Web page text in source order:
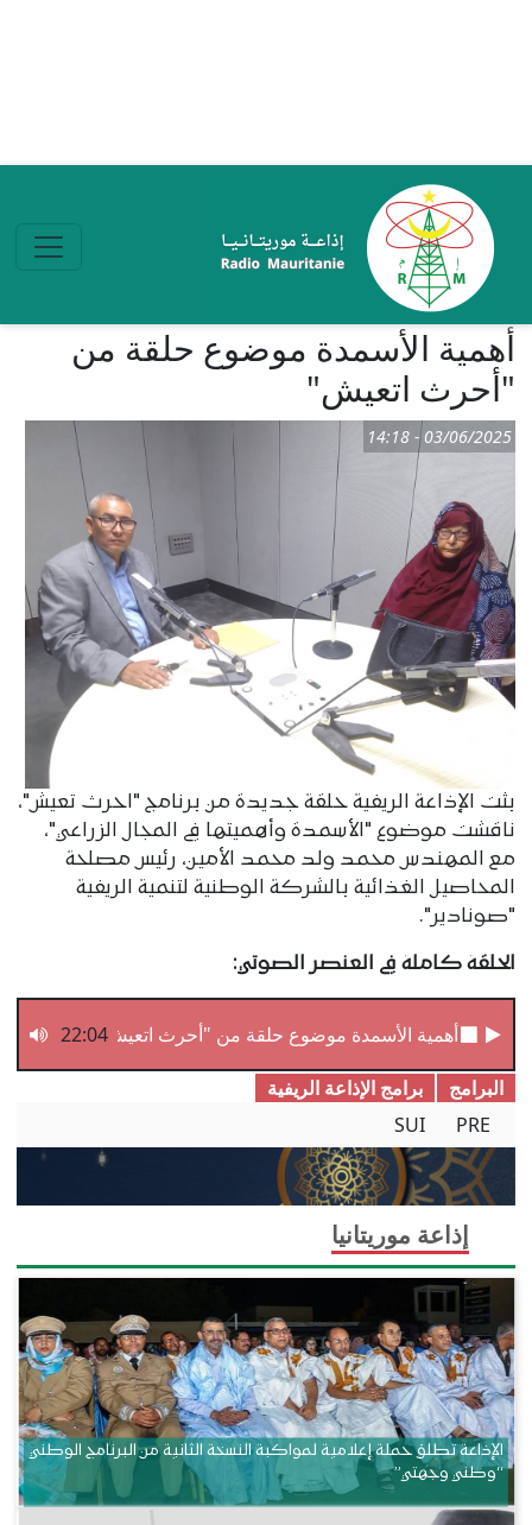
أھمية الأسمدة موضوع حلقة من
"أحرث اتعيش"
03/06/2025 - 14:18
بثت الإذاعة الريفية حلقة جديدة من برنامج "احرث تعيش"،
ناقشت موضوع "الأسمدة وأهميتها في المجال الزراعي"،
مع المهندس محمد ولد محمد الأمين، رئيس مصلحة
المحاصيل الغذائية بالشركة الوطنية لتنمية الريفية
"صونادير".
الحلقة كاملة في العنصر الصوتي:
أھمية الأسمدة موضوع حلقة من "أحرث اتعيش"22:04
البرامج
برامج الإذاعة الریفیة
PRE
SUI
إذاعة موريتانيا
الإذاعة تطلق حملة إعلامية لمواكبة النسخة الثانية من البرنامج الوطني
“وطني وجهتي”